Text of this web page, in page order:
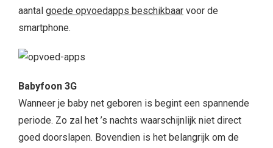
aantal goede opvoedapps beschikbaar voor de
smartphone.
Babyfoon 3G
Wanneer je baby net geboren is begint een spannende
periode. Zo zal het ’s nachts waarschijnlijk niet direct
goed doorslapen. Bovendien is het belangrijk om de